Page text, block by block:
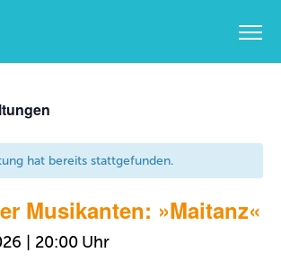
hat bereits stattgefunden.
Musikanten: »Maitanz«
| 20:00